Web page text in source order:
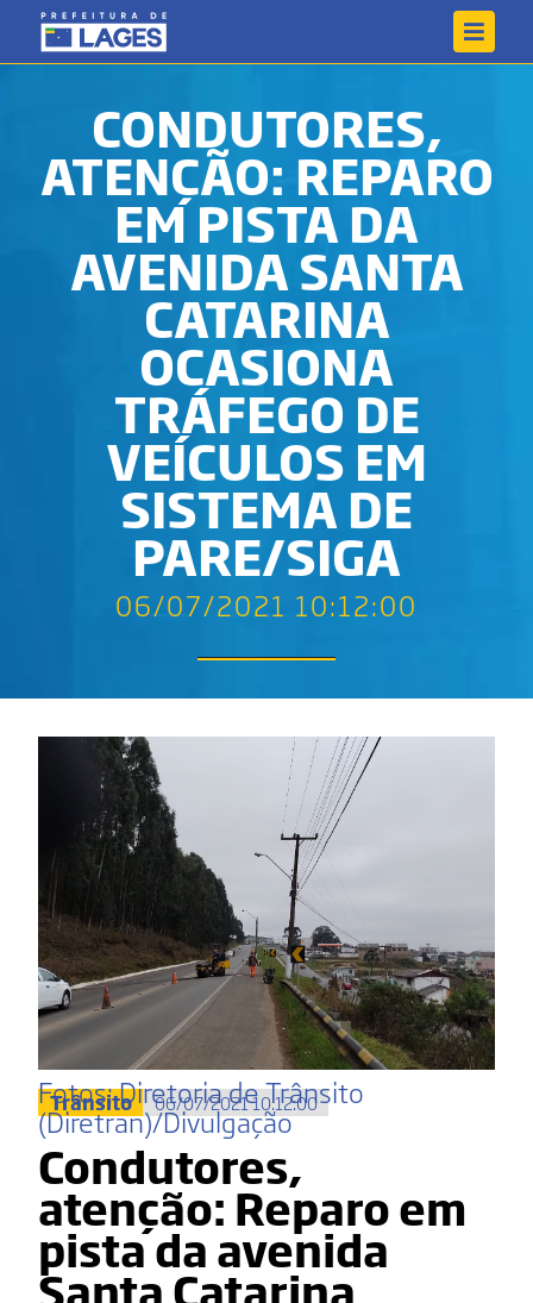
CONDUTORES,
ATENÇÃO: REPARO
EM PISTA DA
AVENIDA SANTA
CATARINA
OCASIONA
TRÁFEGO DE
VEÍCULOS EM
SISTEMA DE
PARE/SIGA
06/07/2021 10:12:00
Fotos: Diretoria de Trânsito
(Diretran)/Divulgação
Trânsito 06/07/2021 10:12:00
Condutores,
atenção: Reparo em
pista da avenida
Santa Catarina